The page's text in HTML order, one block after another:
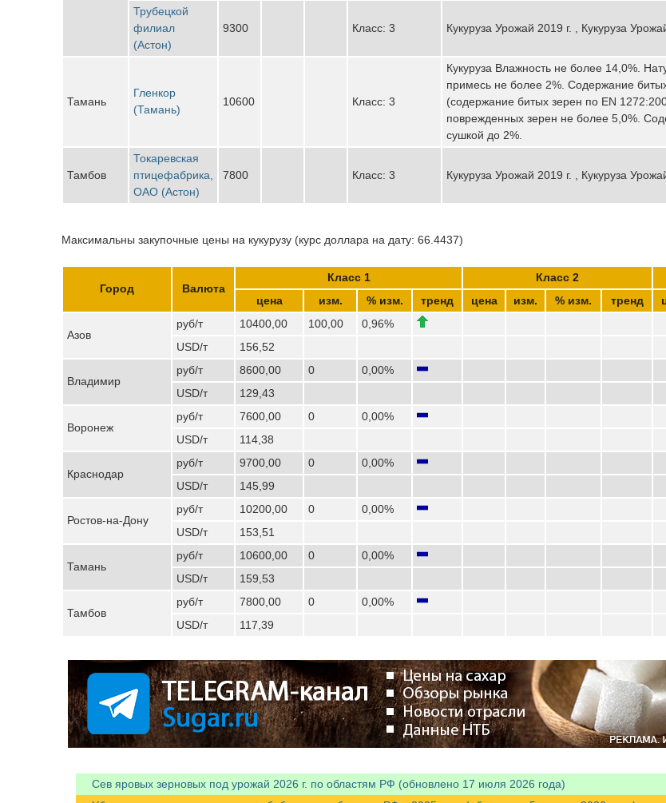
Трубецкой
филиал
(Астон)
9300 Класс: 3 Кукуруза Урожай 2019 г. , Кукуруза
Тамань
Гленкор
(Тамань)
10600 Класс: 3
Кукуруза Влажность не более 14,0%.
примесь не более 2%. Содержание
(содержание битых зерен по EN
поврежденных зерен не более 5,0%.
сушкой до 2%.
Тамбов
Токаревская
птицефабрика,
ОАО (Астон)
7800 Класс: 3 Кукуруза Урожай 2019 г. , Кукуруза
Максимальны закупочные цены на кукурузу (курс доллара на дату: 66.4437)
Город Валюта
Класс 1 Класс 2
цена
изм. % изм. тренд цена изм. % изм. тренд
Азов
руб/т 10400,00 100,00
0,96%
USD/т
156,52
Владимир
руб/т 8600,00 0
0,00%
USD/т
129,43
Воронеж
руб/т 7600,00 0
0,00%
USD/т
114,38
Краснодар
руб/т 9700,00 0
0,00%
USD/т
145,99
Ростов-на-Дону
руб/т 10200,00 0
0,00%
USD/т
153,51
Тамань
руб/т 10600,00 0
0,00%
USD/т
159,53
Тамбов
руб/т 7800,00 0
0,00%
USD/т
117,39
Сев яровых зерновых под урожай 2026 г. по областям РФ (обновлено 17 июля 2026 года)